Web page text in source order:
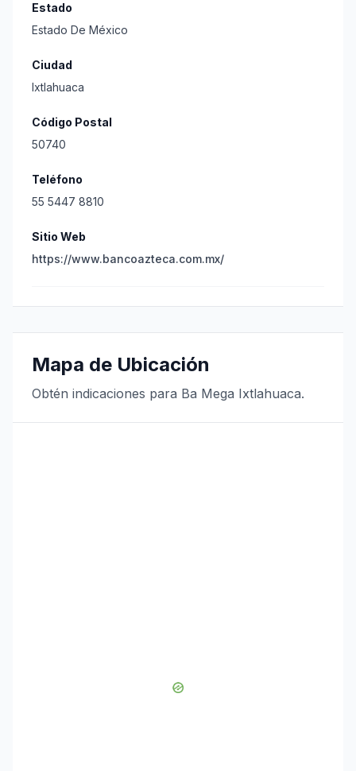
Estado
Estado De México
Ciudad
Ixtlahuaca
Código Postal
50740
Teléfono
55 5447 8810
Sitio Web
https://www.bancoazteca.com.mx/
Mapa de Ubicación
Obtén indicaciones para Ba Mega Ixtlahuaca.